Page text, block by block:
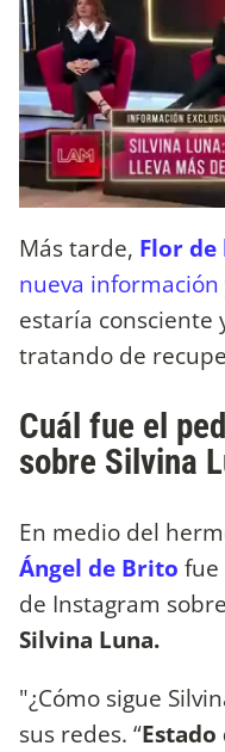
Más tarde, Flor de
nueva información
estaría consciente
tratando de
Cuál fue el
sobre Silvina
En medio del
Ángel de Brito fue
de Instagram
Silvina Luna.
"¿Cómo sigue
sus redes. “